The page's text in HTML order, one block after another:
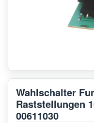
Wahlschalter
Raststellungen
00611030